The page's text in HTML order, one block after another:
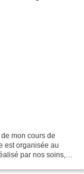
mon cours de
est organisée au
par nos soins,